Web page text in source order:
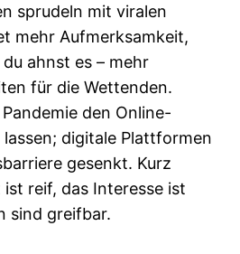
sprudeln mit viralen
mehr Aufmerksamkeit,
ahnst es – mehr
für die Wettenden.
den Online-
digitale Plattformen
gesenkt. Kurz
reif, das Interesse ist
sind greifbar.